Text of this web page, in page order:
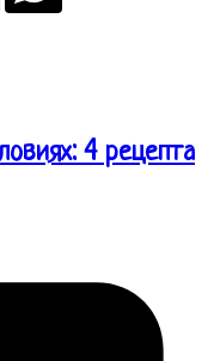
4 рецепта